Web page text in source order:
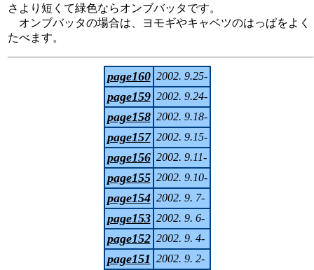
さより短くて緑色ならオンブバッタです。
オンブバッタの場合は、ヨモギやキャベツのはっぱをよく
たべます。
page160 2002. 9.25-
page159 2002. 9.24-
page158 2002. 9.18-
page157 2002. 9.15-
page156 2002. 9.11-
page155 2002. 9.10-
page154 2002. 9. 7-
page153 2002. 9. 6-
page152 2002. 9. 4-
page151 2002. 9. 2-